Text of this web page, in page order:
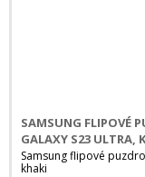
SAMSUNG FLIPOVÉ
GALAXY S23 ULTRA,
Samsung flipové
khaki